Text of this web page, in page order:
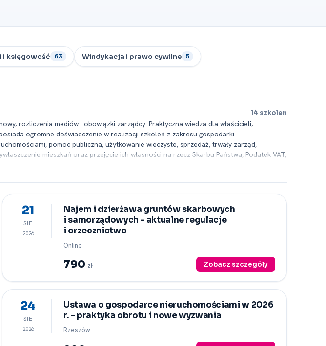
i księgowość 63 Windykacja i prawo cywilne 5
14 szkolen
rozliczenia mediów i obowiązki zarządcy. Praktyczna wiedza dla właścicieli,
ogromne doświadczenie w realizacji szkoleń z zakresu gospodarki
pomoc publiczna, użytkowanie wieczyste, sprzedaż, trwały zarząd,
mieszkań oraz przejęcie ich własności na rzecz Skarbu Państwa, Podatek VAT,
doświadczenie w prowadzeniu zajęć z tego zakresu oraz pomocy publicznej.
klientów. Korzystając z naszej oferty możesz dowiedzieć się wiele odnośnie
nasze zajęcia.
21
SIE
2026
Najem i dzierżawa gruntów skarbowych
i samorządowych -⁠ aktualne regulacje
i orzecznictwo
Online
790 zł Zobacz szczegóły
24
SIE
2026
Ustawa o gospodarce nieruchomościami w 2026
r. -⁠ praktyka obrotu i nowe wyzwania
Rzeszów